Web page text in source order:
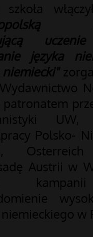
szkoła
języka
niemiecki"
patronatem
UW,
Polsko-
Austrii w
w